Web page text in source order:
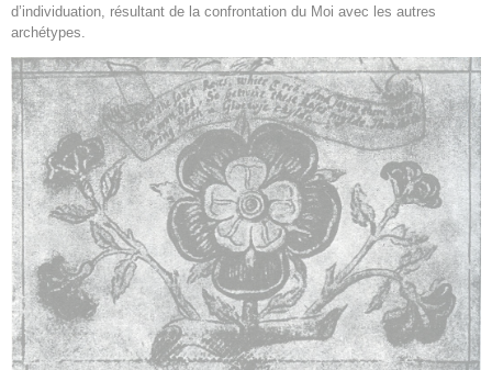
d’individuation, résultant de la confrontation du Moi avec les autres
archétypes.